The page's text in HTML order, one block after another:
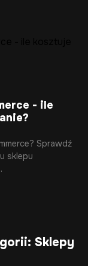
- ile
Sprawdź
sklepu
Sklepy